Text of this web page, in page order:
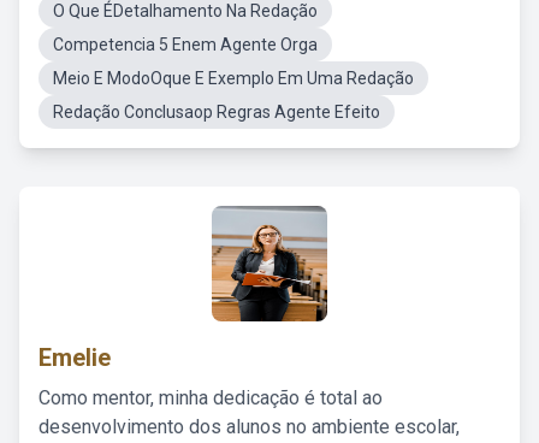
O Que ÉDetalhamento Na Redação
Competencia 5 Enem Agente Orga
Meio E ModoOque E Exemplo Em Uma Redação
Redação Conclusaop Regras Agente Efeito
Emelie
Como mentor, minha dedicação é total ao
desenvolvimento dos alunos no ambiente escolar,